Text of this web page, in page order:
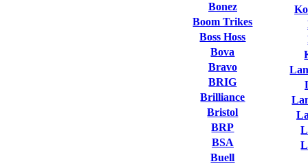
Bonez
Boom Trikes
Boss Hoss
Bova
Bravo
BRIG
Brilliance
Bristol
BRP
BSA
Buell